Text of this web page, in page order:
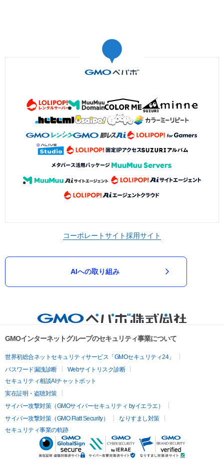
コーポレートサイト採用サイト
AIへの取り組み
GMOインターネットグループのセキュリティ事業について
世界初総合ネットセキュリティサービス「GMOセキュリティ24」
パスワード漏洩診断
Webサイトリスク診断
セキュリティ相談AIチャットボット
実在証明・盗聴対策
サイバー攻撃対策（GMOサイバーセキュリティ byイエラエ）
サイバー攻撃対策（GMO Flatt Security）
なりすまし対策
セキュリティ事業の軌跡